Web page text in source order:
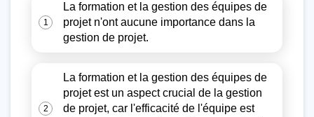
1
La formation et la gestion des équipes de
projet n'ont aucune importance dans la
gestion de projet.
2
La formation et la gestion des équipes de
projet est un aspect crucial de la gestion
de projet, car l'efficacité de l'équipe est